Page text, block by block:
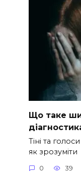
Що таке
Тіні та
як зрозуміти
0 39